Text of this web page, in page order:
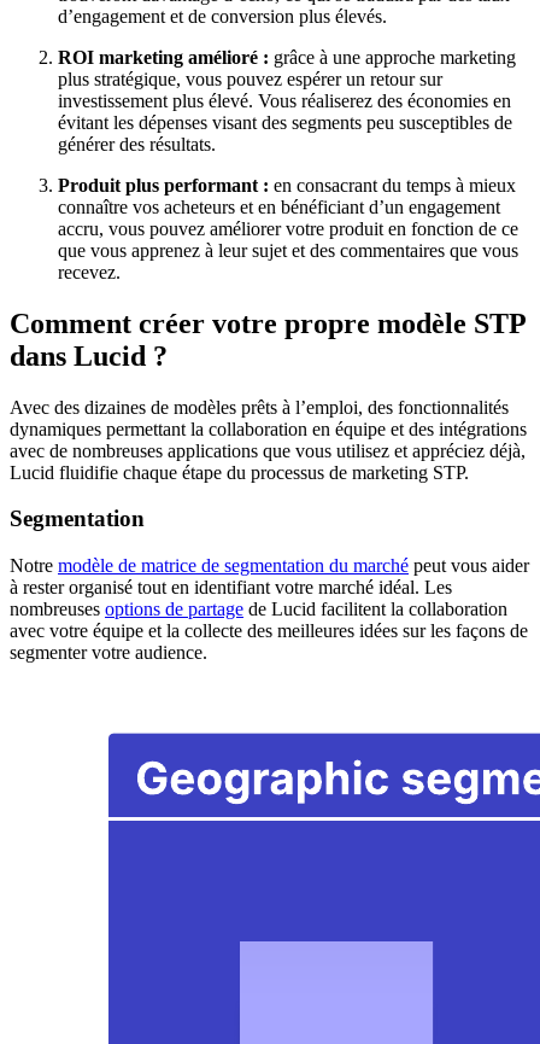
d’engagement et de conversion plus élevés.
ROI marketing amélioré : grâce à une approche marketing
plus stratégique, vous pouvez espérer un retour sur
investissement plus élevé. Vous réaliserez des économies en
évitant les dépenses visant des segments peu susceptibles de
générer des résultats.
Produit plus performant : en consacrant du temps à mieux
connaître vos acheteurs et en bénéficiant d’un engagement
accru, vous pouvez améliorer votre produit en fonction de ce
que vous apprenez à leur sujet et des commentaires que vous
recevez.
Comment créer votre propre modèle STP
dans Lucid ?
Avec des dizaines de modèles prêts à l’emploi, des fonctionnalités
dynamiques permettant la collaboration en équipe et des intégrations
avec de nombreuses applications que vous utilisez et appréciez déjà,
Lucid fluidifie chaque étape du processus de marketing STP.
Segmentation
Notre modèle de matrice de segmentation du marché peut vous aider
à rester organisé tout en identifiant votre marché idéal. Les
nombreuses options de partage de Lucid facilitent la collaboration
avec votre équipe et la collecte des meilleures idées sur les façons de
segmenter votre audience.